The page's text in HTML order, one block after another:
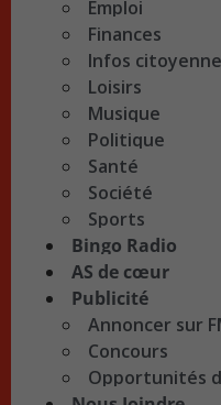
Emploi
Finances
Infos
Loisirs
Musique
Politique
Santé
Société
Sports
Bingo Radio
AS de cœur
Publicité
Annoncer sur
Concours
Opportunités